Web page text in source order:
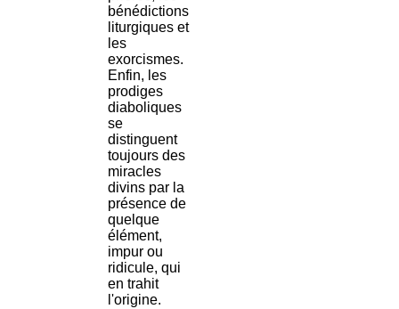
bénédictions
liturgiques et
les
exorcismes.
Enfin, les
prodiges
diaboliques
se
distinguent
toujours des
miracles
divins par la
présence de
quelque
élément,
impur ou
ridicule, qui
en trahit
l'origine.